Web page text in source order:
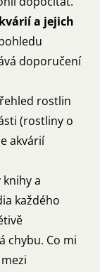
a jejich
doporučení
rostlin
(rostliny o
akvárií
a
každého
chybu. Co mi